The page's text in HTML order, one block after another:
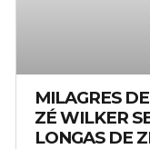
MILAGRES
ZÉ WILKER
LONGAS DE